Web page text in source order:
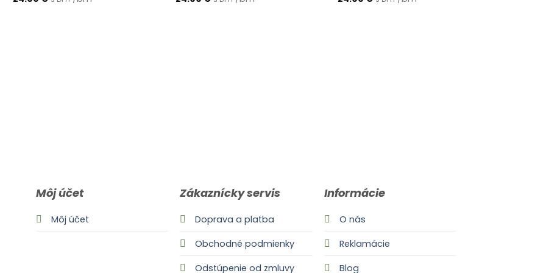
Môj účet
Môj účet
Zákaznícky servis
Doprava a platba
Obchodné podmienky
Odstúpenie od zmluvy
Informácie
O nás
Reklamácie
Blog